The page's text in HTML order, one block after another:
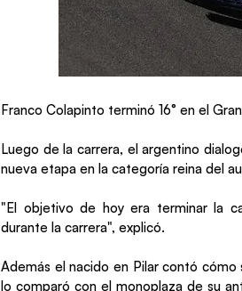
Franco Colapinto terminó 16° en el
Luego de la carrera, el argentino
nueva etapa en la categoría reina del
"El objetivo de hoy era terminar la
durante la carrera", explicó.
Además el nacido en Pilar contó
lo comparó con el monoplaza de su